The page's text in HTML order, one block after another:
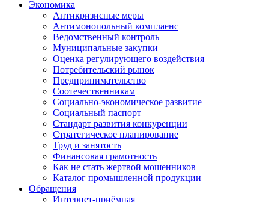
Экономика
Антикризисные меры
Антимонопольный комплаенс
Ведомственный контроль
Муниципальные закупки
Оценка регулирующего воздействия
Потребительский рынок
Предпринимательство
Соотечественникам
Социально-экономическое развитие
Социальный паспорт
Стандарт развития конкуренции
Стратегическое планирование
Труд и занятость
Финансовая грамотность
Как не стать жертвой мошенников
Каталог промышленной продукции
Обращения
Интернет-приёмная